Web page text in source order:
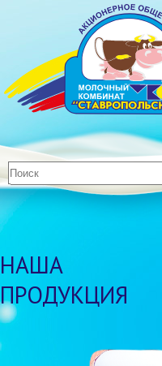
НАША
ПРОДУКЦИЯ